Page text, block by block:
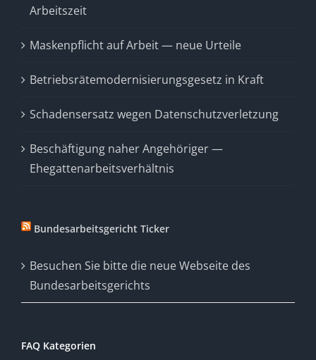
Arbeitszeit
Maskenpflicht auf Arbeit — neue Urteile
Betriebsrätemodernisierungsgesetz in Kraft
Schadensersatz wegen Datenschutzverletzung
Beschäftigung naher Angehöriger —
Ehegattenarbeitsverhältnis
Bundesarbeitsgericht Ticker
Besuchen Sie bitte die neue Webseite des
Bundesarbeitsgerichts
FAQ Kategorien